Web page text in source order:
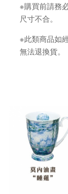
※購買前請務
尺寸不合。
※此類商品如
無法退換貨。